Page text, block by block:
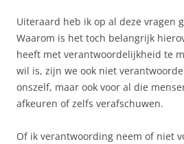
Uiteraard heb ik op al deze vragen
Waarom is het toch belangrijk
heeft met verantwoordelijkheid te
wil is, zijn we ook niet
onszelf, maar ook voor al die
afkeuren of zelfs verafschuwen.
Of ik verantwoording neem of niet